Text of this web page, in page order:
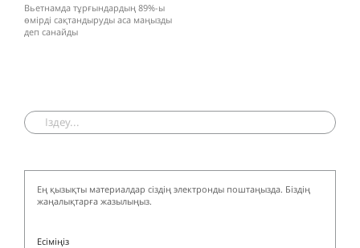
Вьетнамда тұрғындардың 89%-ы
өмірді сақтандыруды аса маңызды
деп санайды
Ең қызықты материалдар сіздің электронды поштаңызда. Біздің
жаңалықтарға жазылыңыз.
Есіміңіз